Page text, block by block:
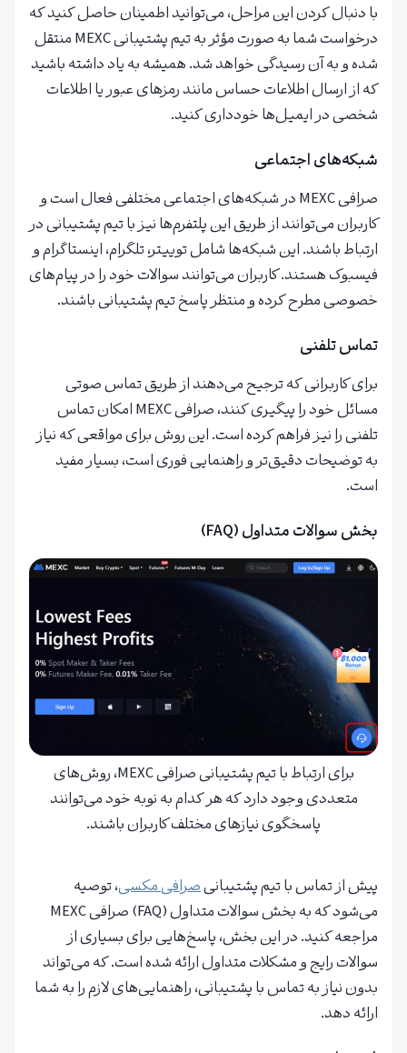
با دنبال کردن این مراحل، می‌توانید اطمینان حاصل کنید که
درخواست شما به صورت مؤثر به تیم پشتیبانی MEXC منتقل
شده و به آن رسیدگی خواهد شد. همیشه به یاد داشته باشید
که از ارسال اطلاعات حساس مانند رمزهای عبور یا اطلاعات
شخصی در ایمیل‌ها خودداری کنید.
شبکه‌های اجتماعی
صرافی MEXC در شبکه‌های اجتماعی مختلفی فعال است و
کاربران می‌توانند از طریق این پلتفرم‌ها نیز با تیم پشتیبانی در
ارتباط باشند. این شبکه‌ها شامل توییتر، تلگرام، اینستاگرام و
فیسبوک هستند. کاربران می‌توانند سوالات خود را در پیام‌های
خصوصی مطرح کرده و منتظر پاسخ تیم پشتیبانی باشند.
تماس تلفنی
برای کاربرانی که ترجیح می‌دهند از طریق تماس صوتی
مسائل خود را پیگیری کنند، صرافی MEXC امکان تماس
تلفنی را نیز فراهم کرده است. این روش برای مواقعی که نیاز
به توضیحات دقیق‌تر و راهنمایی فوری است، بسیار مفید
است.
بخش سوالات متداول (FAQ)
برای ارتباط با تیم پشتیبانی صرافی MEXC، روش‌های
متعددی وجود دارد که هر کدام به نوبه خود می‌توانند
پاسخگوی نیازهای مختلف کاربران باشند.
پیش از تماس با تیم پشتیبانیصرافی مکسی، توصیه
می‌شود که به بخش سوالات متداول (FAQ) صرافی MEXC
مراجعه کنید. در این بخش، پاسخ‌هایی برای بسیاری از
سوالات رایج و مشکلات متداول ارائه شده است. که می‌تواند
بدون نیاز به تماس با پشتیبانی، راهنمایی‌های لازم را به شما
ارائه دهد.